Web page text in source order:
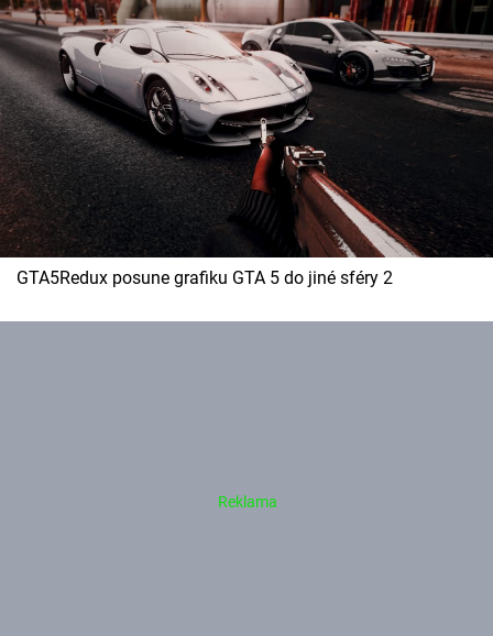
Cool Esport
Pořady
TV Program
Sledujte prima+
Přihlášení
GTA5Redux posune grafiku GTA 5 do jiné sféry 2